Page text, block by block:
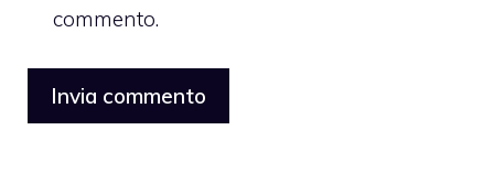
commento.